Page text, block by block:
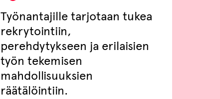
Työnantajille tarjotaan tukea
rekrytointiin,
perehdytykseen ja erilaisien
työn tekemisen
mahdollisuuksien
räätälöintiin.